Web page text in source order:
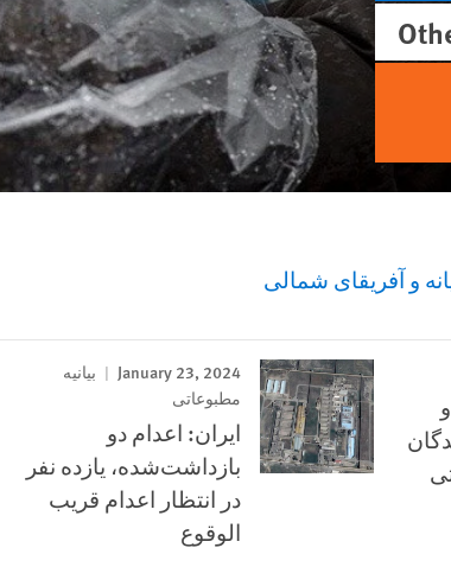
و آفریقای شمالی
January 23, 2024
بیانیه
مطبوعاتی
ایران: اعدام دو
بازداشت‌شده، یازده نفر
در انتظار اعدام قریب
الوقوع